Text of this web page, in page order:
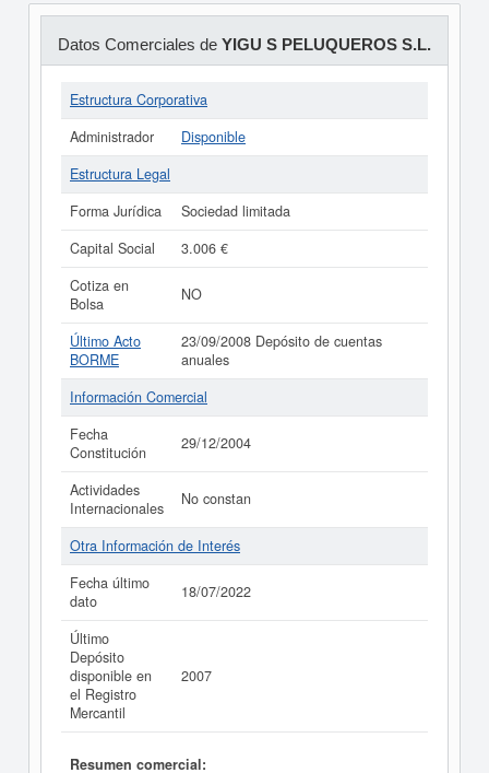
Datos Comerciales de YIGU S PELUQUEROS S.L.
Estructura Corporativa
Administrador
Disponible
Estructura Legal
Forma Jurídica
Sociedad limitada
Capital Social
3.006 €
Cotiza en
Bolsa
NO
Último Acto
BORME
23/09/2008 Depósito de cuentas
anuales
Información Comercial
Fecha
Constitución
29/12/2004
Actividades
Internacionales
No constan
Otra Información de Interés
Fecha último
dato
18/07/2022
Último
Depósito
disponible en
el Registro
Mercantil
2007
Resumen comercial: